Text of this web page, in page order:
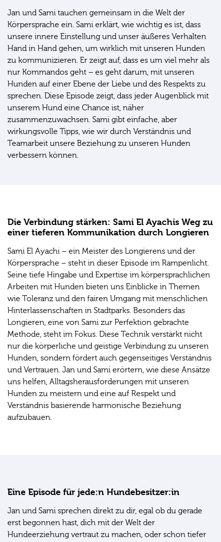
Jan und Sami tauchen gemeinsam in die Welt der
Körpersprache ein. Sami erklärt, wie wichtig es ist, dass
unsere innere Einstellung und unser äußeres Verhalten
Hand in Hand gehen, um wirklich mit unseren Hunden
zu kommunizieren. Er zeigt auf, dass es um viel mehr als
nur Kommandos geht – es geht darum, mit unseren
Hunden auf einer Ebene der Liebe und des Respekts zu
sprechen. Diese Episode zeigt, dass jeder Augenblick mit
unserem Hund eine Chance ist, näher
zusammenzuwachsen. Sami gibt einfache, aber
wirkungsvolle Tipps, wie wir durch Verständnis und
Teamarbeit unsere Beziehung zu unseren Hunden
verbessern können.
Die Verbindung stärken: Sami El Ayachis Weg zu
einer tieferen Kommunikation durch Longieren
Sami El Ayachi – ein Meister des Longierens und der
Körpersprache – steht in dieser Episode im Rampenlicht.
Seine tiefe Hingabe und Expertise im körpersprachlichen
Arbeiten mit Hunden bieten uns Einblicke in Themen
wie Toleranz und den fairen Umgang mit menschlichen
Hinterlassenschaften in Stadtparks. Besonders das
Longieren, eine von Sami zur Perfektion gebrachte
Methode, steht im Fokus. Diese Technik verstärkt nicht
nur die körperliche und geistige Verbindung zu unseren
Hunden, sondern fördert auch gegenseitiges Verständnis
und Vertrauen. Jan und Sami erörtern, wie diese Ansätze
uns helfen, Alltagsherausforderungen mit unseren
Hunden zu meistern und eine auf Respekt und
Verständnis basierende harmonische Beziehung
aufzubauen.
Eine Episode für jede:n Hundebesitzer:in
Jan und Sami sprechen direkt zu dir, egal ob du gerade
erst begonnen hast, dich mit der Welt der
Hundeerziehung vertraut zu machen, oder schon tiefer